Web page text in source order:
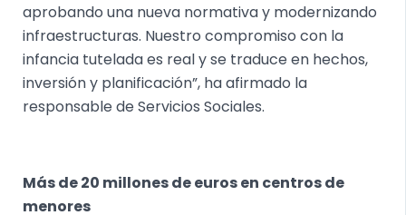
aprobando una nueva normativa y modernizando
infraestructuras. Nuestro compromiso con la
infancia tutelada es real y se traduce en hechos,
inversión y planificación”, ha afirmado la
responsable de Servicios Sociales.
Más de 20 millones de euros en centros de
menores